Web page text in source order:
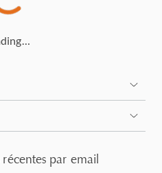
par email